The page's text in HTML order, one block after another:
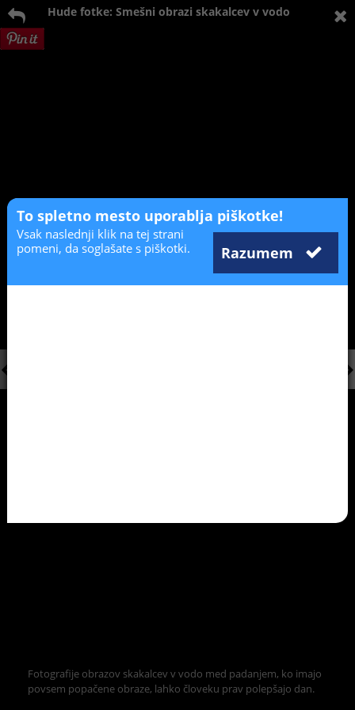
Hude fotke: Smešni obrazi skakalcev v vodo
Fotografije obrazov skakalcev v vodo med padanjem, ko imajo
povsem popačene obraze, lahko človeku prav polepšajo dan.
To spletno mesto uporablja piškotke!
Razumem
Vsak naslednji klik na tej strani
pomeni, da soglašate s piškotki.